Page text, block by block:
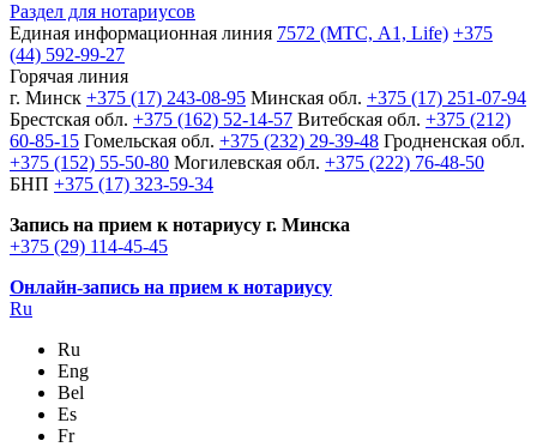
Раздел для нотариусов
Единая информационная линия 7572 (МТС, A1, Life) +375
(44) 592-99-27
Горячая линия
г. Минск +375 (17) 243-08-95 Минская обл. +375 (17) 251-07-94
Брестская обл. +375 (162) 52-14-57 Витебская обл. +375 (212)
60-85-15 Гомельская обл. +375 (232) 29-39-48 Гродненская обл.
+375 (152) 55-50-80 Могилевская обл. +375 (222) 76-48-50
БНП +375 (17) 323-59-34
Запись на прием к нотариусу г. Минска
+375 (29) 114-45-45
Онлайн-запись на прием к нотариусу
Ru
Ru
Eng
Bel
Es
Fr